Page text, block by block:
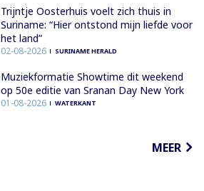
Trijntje Oosterhuis voelt zich thuis in
Suriname: “Hier ontstond mijn liefde voor
het land”
02-08-2026 SURINAME HERALD
Muziekformatie Showtime dit weekend
op 50e editie van Sranan Day New York
01-08-2026 WATERKANT
MEER